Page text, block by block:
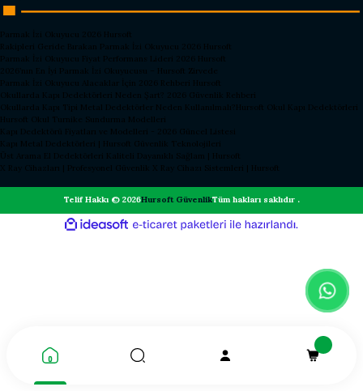
Parmak İzi Okuyucu 2026 Hursoft
Rakipleri Geride Bırakan Parmak İzi Okuyucu 2026 Hursoft
Parmak İzi Okuyucu Fiyat Performans Lideri 2026 Hursoft
2026’nın En İyi Parmak İzi Okuyucusu – Hursoft Zirvede
Parmak İzi Okuyucu Alacaklar İçin 2026 Rehberi Hursoft
Okullarda Kapı Dedektörleri Neden Şart? 2026 Güvenlik Rehberi
Okullarda Kapı Tipi Metal Dedektörler Neden Kullanılmalı?Hursoft Okul Kapı Dedektörleri
Hursoft Okul Turnike Sundurma Modelleri
Kapı Dedektörü Fiyatları ve Modelleri - 2026 Güncel Listesi
Kapı Metal Dedektörleri | Hursoft Güvenlik Teknolojileri
Üst Arama El Dedektörleri Kaliteli Dayanıklı Sağlam | Hursoft
X Ray Cihazları | Profesyonel Güvenlik X Ray Cihazı Sistemleri | Hursoft
Telif Hakkı © 2026Hursoft GüvenlikTüm hakları saklıdır .
ideasoft
e-